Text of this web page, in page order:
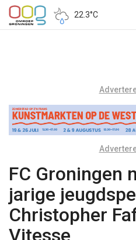
22.3°C
FC Groningen
jarige
Christopher
Vitesse